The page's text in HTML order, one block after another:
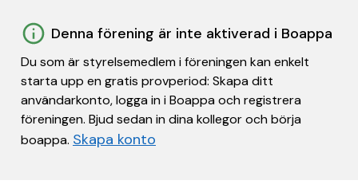
Denna förening är inte aktiverad i Boappa
Du som är styrelsemedlem i föreningen kan enkelt
starta upp en gratis provperiod: Skapa ditt
användarkonto, logga in i Boappa och registrera
föreningen. Bjud sedan in dina kollegor och börja
boappa. Skapa konto